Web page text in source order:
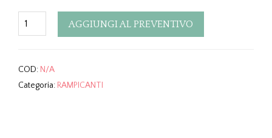
Quantity AGGIUNGI AL PREVENTIVO
COD: N/A
Categoria: RAMPICANTI